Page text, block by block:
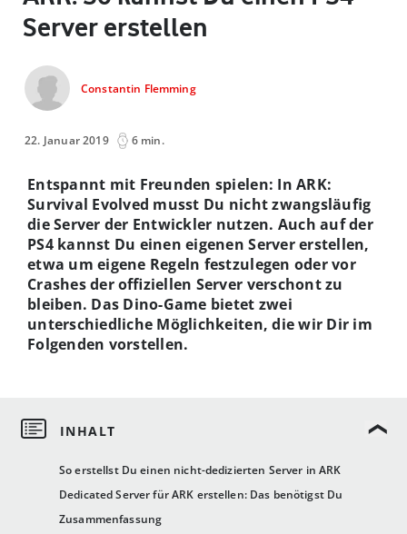
Server erstellen
Constantin Flemming
22. Januar 2019 6 min.
So erstellst Du einen nicht-dedizierten Server in ARK
Dedicated Server für ARK erstellen: Das benötigst Du
Zusammenfassung
Entspannt mit Freunden spielen: In ARK:
Survival Evolved musst Du nicht zwangsläufig
die Server der Entwickler nutzen. Auch auf der
PS4 kannst Du einen eigenen Server erstellen,
etwa um eigene Regeln festzulegen oder vor
Crashes der offiziellen Server verschont zu
bleiben. Das Dino-Game bietet zwei
unterschiedliche Möglichkeiten, die wir Dir im
Folgenden vorstellen.